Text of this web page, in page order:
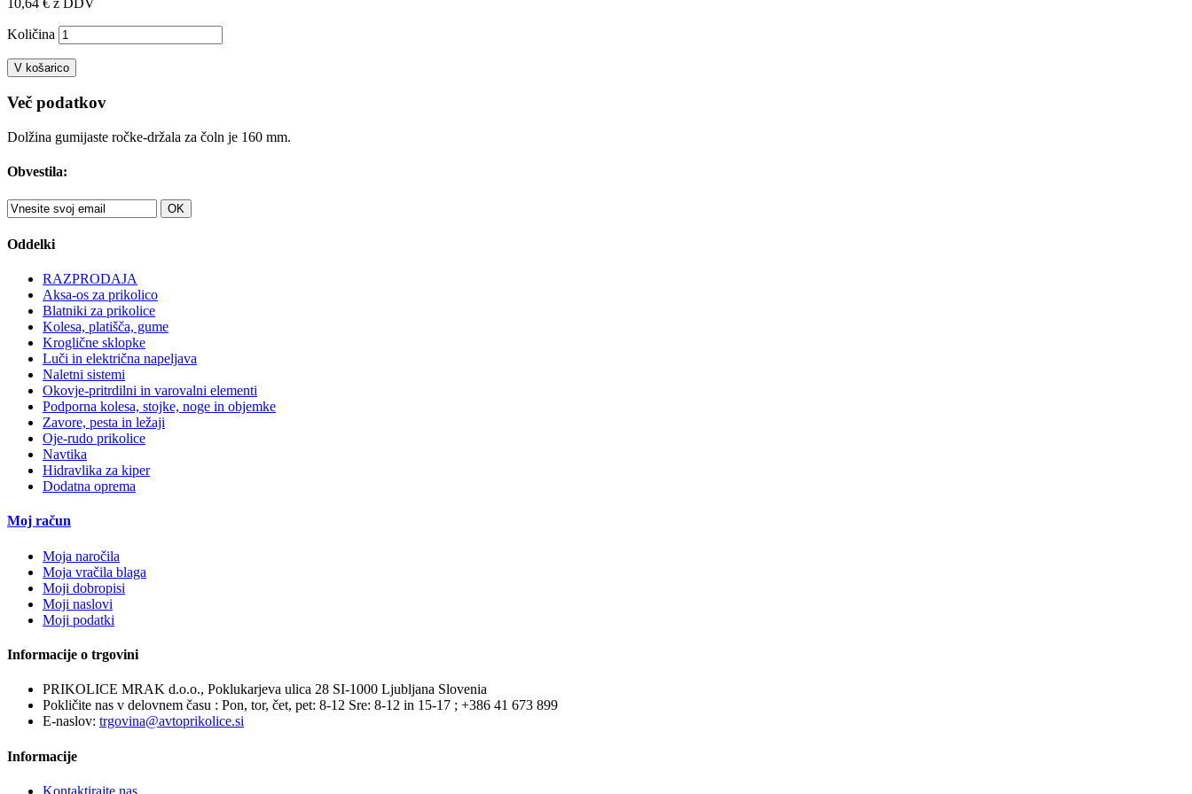
Količina
V košarico
Več podatkov
Dolžina gumijaste ročke-držala za čoln je 160 mm.
Obvestila:
OK
Oddelki
RAZPRODAJA
Aksa-os za prikolico
Blatniki za prikolice
Kolesa, platišča, gume
Kroglične sklopke
Luči in električna napeljava
Naletni sistemi
Okovje-pritrdilni in varovalni elementi
Podporna kolesa, stojke, noge in objemke
Zavore, pesta in ležaji
Oje-rudo prikolice
Navtika
Hidravlika za kiper
Dodatna oprema
Moj račun
Moja naročila
Moja vračila blaga
Moji dobropisi
Moji naslovi
Moji podatki
Informacije o trgovini
PRIKOLICE MRAK d.o.o., Poklukarjeva ulica 28 SI-1000 Ljubljana Slovenia
Pokličite nas v delovnem času : Pon, tor, čet, pet: 8-12 Sre: 8-12 in 15-17 ; +386 41 673 899
E-naslov: trgovina@avtoprikolice.si
Informacije
Kontaktirajte nas